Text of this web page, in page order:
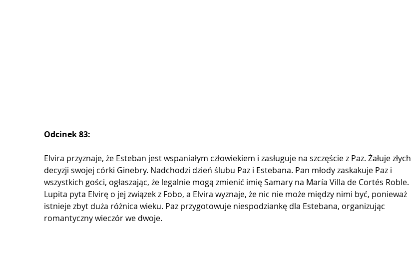
Odcinek 83:
Elvira przyznaje, że Esteban jest wspaniałym człowiekiem i zasługuje na szczęście z Paz. Żałuje złych
decyzji swojej córki Ginebry. Nadchodzi dzień ślubu Paz i Estebana. Pan młody zaskakuje Paz i
wszystkich gości, ogłaszając, że legalnie mogą zmienić imię Samary na María Villa de Cortés Roble.
Lupita pyta Elvirę o jej związek z Fobo, a Elvira wyznaje, że nic nie może między nimi być, ponieważ
istnieje zbyt duża różnica wieku. Paz przygotowuje niespodziankę dla Estebana, organizując
romantyczny wieczór we dwoje.